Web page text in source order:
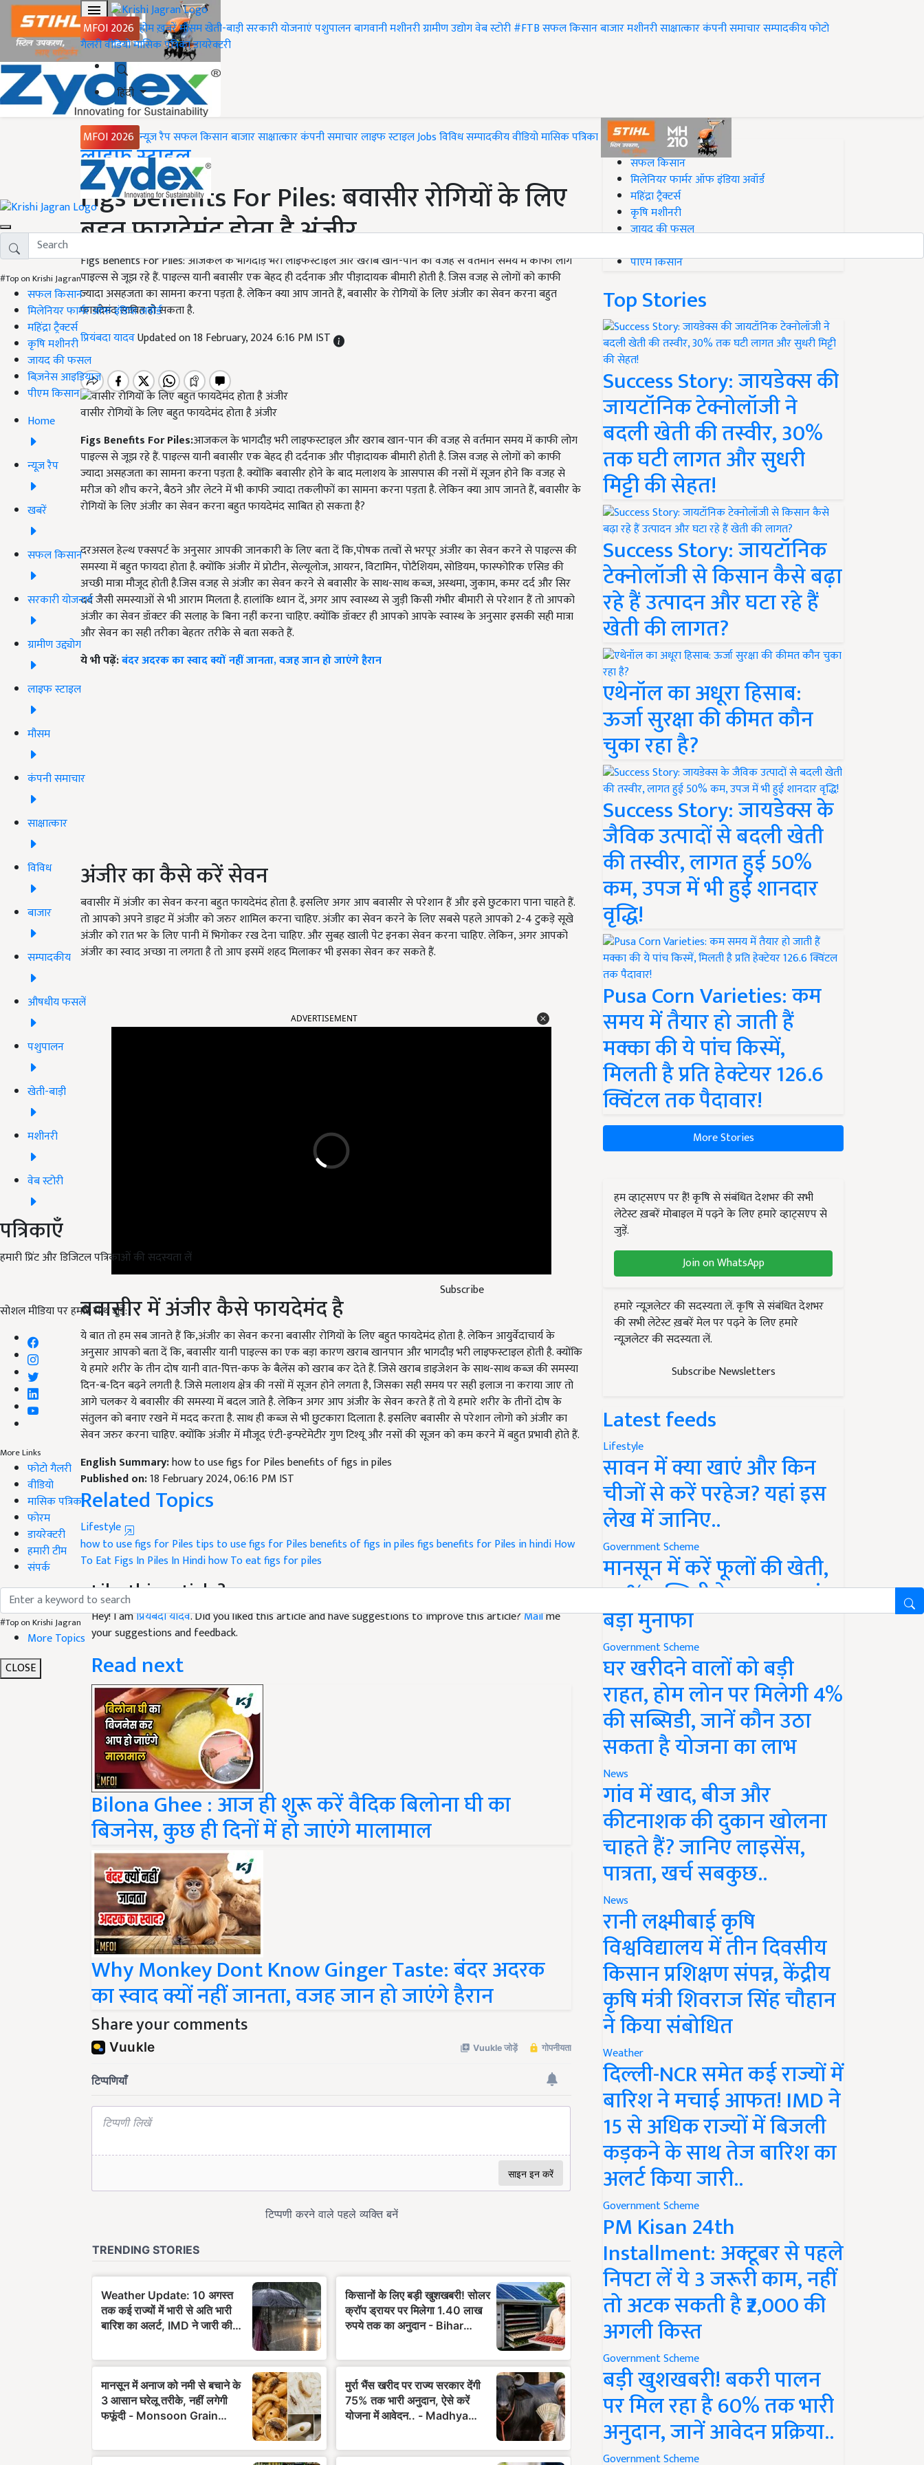
MFOI 2026 होमख़बरेंमौसमखेती-बाड़ीसरकारी योजनाएंपशुपालनबागवानीमशीनरीग्रामीण उद्योगवेब स्टोरी#FTBसफल किसानबाजारमशीनरीसाक्षात्कारकंपनी समाचारसम्पादकीयफोटो
गैलरीवीडियोमासिक पत्रिकाडायरेक्टरी
हिंदी
MFOI 2026 न्यूज़ रैपसफल किसानबाजारसाक्षात्कारकंपनी समाचारलाइफ स्टाइलJobsविविधसम्पादकीयवीडियोमासिक पत्रिका
#Top on Krishi Jagran
सफल किसान
मिलेनियर फार्मर ऑफ इंडिया अवॉर्ड
महिंद्रा ट्रैक्टर्स
कृषि मशीनरी
जायद की फसल
बिज़नेस आइडियाज
पीएम किसान
Home
न्यूज़ रैप
खबरें
सफल किसान
सरकारी योजनाएं
ग्रामीण उद्द्योग
लाइफ स्टाइल
मौसम
कंपनी समाचार
साक्षात्कार
विविध
बाजार
सम्पादकीय
औषधीय फसलें
पशुपालन
खेती-बाड़ी
मशीनरी
वेब स्टोरी
पत्रिकाएँ
हमारी प्रिंट और डिजिटल पत्रिकाओं की सदस्यता लें
Subscribe
सोशल मीडिया पर हमारे साथ जुड़ें:
More Links
फोटो गैलरी
वीडियो
मासिक पत्रिका
फोरम
डायरेक्टरी
हमारी टीम
संपर्क
#Top on Krishi Jagran
More Topics
CLOSE
Home
लाइफ स्टाइल
Figs Benefits For Piles: बवासीर रोगियों के लिए
बहुत फायदेमंद होता है अंजीर
Figs Benefits For Piles: आजकल के भागदौड़ भरी लाइफस्टाइल और खराब खान-पान की वजह से वर्तमान समय में काफी लोग
पाइल्स से जूझ रहे हैं. पाइल्स यानी बवासीर एक बेहद ही दर्दनाक और पीड़ादायक बीमारी होती है. जिस वजह से लोगों को काफी
ज्यादा असहजता का सामना करना पड़ता है. लेकिन क्या आप जानते हैं, बवासीर के रोगियों के लिए अंजीर का सेवन करना बहुत
फायदेमंद साबित हो सकता है.
प्रियंबदा यादवUpdated on 18 February, 2024 6:16 PM IST
वासीर रोगियों के लिए बहुत फायदेमंद होता है अंजीर
Figs Benefits For Piles:आजकल के भागदौड़ भरी लाइफस्टाइल और खराब खान-पान की वजह से वर्तमान समय में काफी लोग
पाइल्स से जूझ रहे हैं. पाइल्स यानी बवासीर एक बेहद ही दर्दनाक और पीड़ादायक बीमारी होती है. जिस वजह से लोगों को काफी
ज्यादा असहजता का सामना करना पड़ता है. क्योंकि बवासीर होने के बाद मलाशय के आसपास की नसों में सूजन होने कि वजह से
मरीज को शौच करने, बैठने और लेटने में भी काफी ज्यादा तकलीफों का सामना करना पड़ता है. लेकिन क्या आप जानते हैं, बवासीर के
रोगियों के लिए अंजीर का सेवन करना बहुत फायदेमंद साबित हो सकता है?
दरअसल हेल्थ एक्सपर्ट के अनुसार आपकी जानकारी के लिए बता दें कि,पोषक तत्वों से भरपूर अंजीर का सेवन करने से पाइल्स की
समस्या में बहुत फायदा होता है. क्योंकि अंजीर में प्रोटीन, सेल्यूलोज, आयरन, विटामिन, पोटैशियम, सोडियम, फास्फोरिक एसिड की
अच्छी मात्रा मौजूद होती है.जिस वजह से अंजीर का सेवन करने से बवासीर के साथ-साथ कब्ज, अस्थमा, जुकाम, कमर दर्द और सिर
दर्द जैसी समस्याओं से भी आराम मिलता है. हालांकि ध्यान दें, अगर आप स्वास्थ्य से जुड़ी किसी गंभीर बीमारी से परेशान हैं तो आपको
अंजीर का सेवन डॉक्टर की सलाह के बिना नहीं करना चाहिए. क्योंकि डॉक्टर ही आपको आपके स्वास्थ के अनुसार इसकी सही मात्रा
और सेवन का सही तरीका बेहतर तरीके से बता सकते हैं.
ये भी पढ़ें:बंदर अदरक का स्वाद क्यों नहीं जानता, वजह जान हो जाएंगे हैरान
अंजीर का कैसे करें सेवन
बवासीर में अंजीर का सेवन करना बहुत फायदेमंद होता है. इसलिए अगर आप बवासीर से परेशान हैं और इसे छुटकारा पाना चाहते हैं.
तो आपको अपने डाइट में अंजीर को जरुर शामिल करना चाहिए. अंजीर का सेवन करने के लिए सबसे पहले आपको 2-4 टुकड़े सूखे
अंजीर को रात भर के लिए पानी में भिगोकर रख देना चाहिए. और सुबह खाली पेट इनका सेवन करना चाहिए. लेकिन, अगर आपको
अंजीर का स्वाद अच्छा ना लगता है तो आप इसमें शहद मिलाकर भी इसका सेवन कर सकते हैं.
बवासीर में अंजीर कैसे फायदेमंद है
ये बात तो हम सब जानते हैं कि,अंजीर का सेवन करना बवासीर रोगियों के लिए बहुत फायदेमंद होता है. लेकिन आयुर्वेदाचार्य के
अनुसार आपको बता दें कि, बवासीर यानी पाइल्स का एक बड़ा कारण खराब खानपान और भागदौड़ भरी लाइफस्टाइल होती है. क्योंकि
ये हमारे शरीर के तीन दोष यानी वात-पित्त-कफ के बैलेंस को खराब कर देते हैं. जिसे खराब डाइजेशन के साथ-साथ कब्ज की समस्या
दिन-ब-दिन बढ़ने लगती है. जिसे मलाशय क्षेत्र की नसों में सूजन होने लगता है, जिसका सही समय पर सही इलाज ना कराया जाए तो
आगे चलकर ये बवासीर की समस्या में बदल जाते है. लेकिन अगर आप अंजीर के सेवन करते हैं तो ये हमारे शरीर के तीनों दोष के
संतुलन को बनाए रखने में मदद करता है. साथ ही कब्ज से भी छुटकारा दिलाता है. इसलिए बवासीर से परेशान लोगो को अंजीर का
सेवन जरुर करना चाहिए. क्योंकि अंजीर में मौजूद एंटी-इन्फ्टेमेटीर गुण टिश्यू और नसों की सूजन को कम करने में बहुत प्रभावी होते हैं.
how to use figs for Piles benefits of figs in piles
Published on:18 February 2024, 06:16 PM IST
Related Topics
Lifestyle
how to use figs for Piles
To Eat Figs In Piles In Hindihow To eat figs for piles
Like this article?
Hey! I am
your suggestions and feedback.
Read next
Bilona Ghee : आज ही शुरू करें वैदिक बिलोना घी का
बिजनेस, कुछ ही दिनों में हो जाएंगे मालामाल
Why Monkey Dont Know Ginger Taste: बंदर अदरक
का स्वाद क्यों नहीं जानता, वजह जान हो जाएंगे हैरान
Share your comments
#Top on Krishi Jagran
सफल किसान
मिलेनियर फार्मर ऑफ इंडिया अवॉर्ड
महिंद्रा ट्रैक्टर्स
कृषि मशीनरी
जायद की फसल
पीएम किसान
Top Stories
Success Story: जायडेक्स की
जायटॉनिक टेक्नोलॉजी ने
बदली खेती की तस्वीर, 30%
तक घटी लागत और सुधरी
मिट्टी की सेहत!
Success Story: जायटॉनिक
टेक्नोलॉजी से किसान कैसे बढ़ा
रहे हैं उत्पादन और घटा रहे हैं
खेती की लागत?
एथेनॉल का अधूरा हिसाब:
ऊर्जा सुरक्षा की कीमत कौन
चुका रहा है?
Success Story: जायडेक्स के
जैविक उत्पादों से बदली खेती
की तस्वीर, लागत हुई 50%
कम, उपज में भी हुई शानदार
वृद्धि!
Pusa Corn Varieties: कम
समय में तैयार हो जाती हैं
मक्का की ये पांच किस्में,
मिलती है प्रति हेक्टेयर 126.6
क्विंटल तक पैदावार!
More Stories
हम व्हाट्सएप पर हैं! कृषि से संबंधित देशभर की सभी
लेटेस्ट ख़बरें मोबाइल में पढ़ने के लिए हमारे व्हाट्सएप से
जुड़ें.
Join on WhatsApp
हमारे न्यूज़लेटर की सदस्यता लें. कृषि से संबंधित देशभर
की सभी लेटेस्ट ख़बरें मेल पर पढ़ने के लिए हमारे
न्यूज़लेटर की सदस्यता लें.
Subscribe Newsletters
Latest feeds
Lifestyle
सावन में क्या खाएं और किन
चीजों से करें परहेज? यहां इस
लेख में जानिए..
Government Scheme
मानसून में करें फूलों की खेती,
50% सब्सिडी के साथ कमाएं
बड़ा मुनाफा
Government Scheme
घर खरीदने वालों को बड़ी
राहत, होम लोन पर मिलेगी 4%
की सब्सिडी, जानें कौन उठा
सकता है योजना का लाभ
News
गांव में खाद, बीज और
कीटनाशक की दुकान खोलना
चाहते हैं? जानिए लाइसेंस,
पात्रता, खर्च सबकुछ..
News
रानी लक्ष्मीबाई कृषि
विश्वविद्यालय में तीन दिवसीय
किसान प्रशिक्षण संपन्न, केंद्रीय
कृषि मंत्री शिवराज सिंह चौहान
ने किया संबोधित
Weather
दिल्ली-NCR समेत कई राज्यों में
बारिश ने मचाई आफत! IMD ने
15 से अधिक राज्यों में बिजली
कड़कने के साथ तेज बारिश का
अलर्ट किया जारी..
Government Scheme
PM Kisan 24th
Installment: अक्टूबर से पहले
निपटा लें ये 3 जरूरी काम, नहीं
तो अटक सकती है ₹2,000 की
अगली किस्त
Government Scheme
बड़ी खुशखबरी! बकरी पालन
पर मिल रहा है 60% तक भारी
अनुदान, जानें आवेदन प्रक्रिया..
Government Scheme